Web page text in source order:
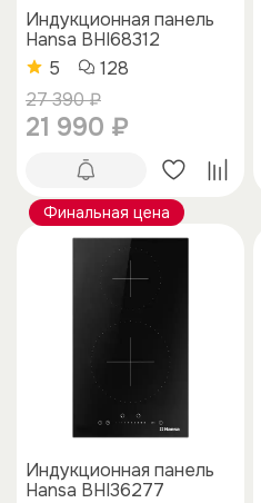
Индукционная панель
Hansa BHI68312
5
128
27 390 ₽
21 990 ₽
Финальная цена
Индукционная панель
Hansa BHI36277